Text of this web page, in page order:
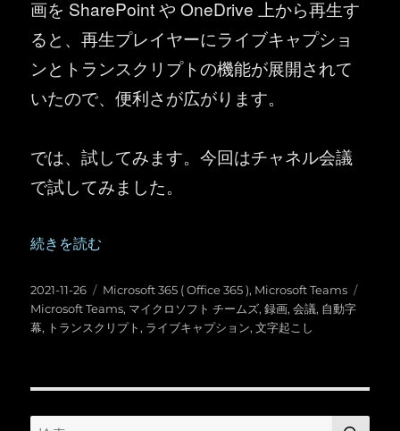
画を SharePoint や OneDrive 上から再生す
ると、再生プレイヤーにライブキャプショ
ンとトランスクリプトの機能が展開されて
いたので、便利さが広がります。
では、試してみます。今回はチャネル会議
で試してみました。
“Microsoft Teams ：会議の録画を閲覧した時にもライブ
続きを読む
投
稿
日:
2021-11-26
カ
テ
ゴ
Microsoft 365 ( Office 365 ), Microsoft Teams
Microsoft Teams, マイクロソフト チームズ,録画,会議, 自動字
幕, トランスクリプト , ライブキャプション,文字起こし
検